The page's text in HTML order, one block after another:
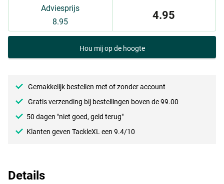
FT
Adviesprijs
8.95
4.95
Hou mij op de hoogte
Gemakkelijk bestellen met of zonder account
Gratis verzending bij bestellingen boven de 99.00
50 dagen "niet goed, geld terug"
Klanten geven TackleXL een 9.4/10
Details